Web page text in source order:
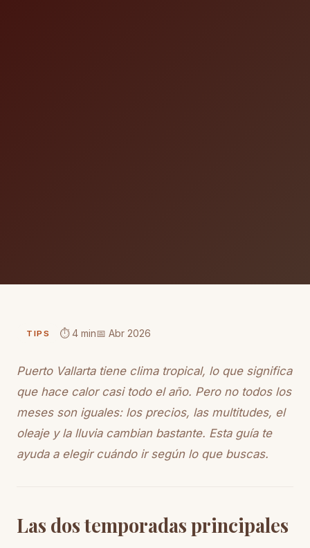
TIPS ⏱ 4 min📅 Abr 2026
Puerto Vallarta tiene clima tropical, lo que significa
que hace calor casi todo el año. Pero no todos los
meses son iguales: los precios, las multitudes, el
oleaje y la lluvia cambian bastante. Esta guía te
ayuda a elegir cuándo ir según lo que buscas.
Las dos temporadas principales